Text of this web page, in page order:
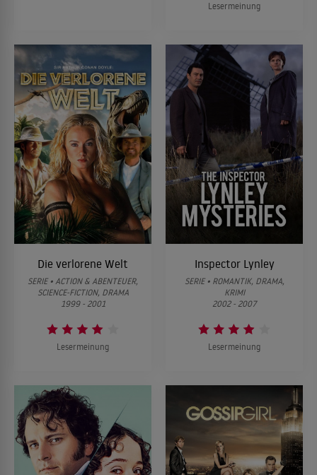
Lesermeinung
Die verlorene Welt
SERIE • ACTION & ABENTEUER,
SCIENCE-FICTION, DRAMA
1999 - 2001
Lesermeinung
Inspector Lynley
SERIE • ROMANTIK, DRAMA,
KRIMI
2002 - 2007
Lesermeinung